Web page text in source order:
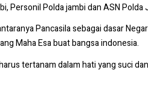
Personil Polda jambi dan ASN Polda
Pancasila sebagai dasar
Maha Esa buat bangsa indonesia.
tertanam dalam hati yang suci